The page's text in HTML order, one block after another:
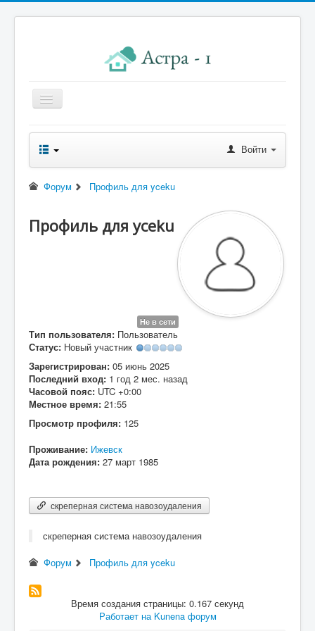
Главная
Новости правления
Начисления к оплате
Реквизиты
Войти
Форум Профиль для yceku
Профиль для yceku
Не в сети
Тип пользователя: Пользователь
Статус: Новый участник
Зарегистрирован: 05 июнь 2025
Последний вход: 1 год 2 мес. назад
Часовой пояс: UTC +0:00
Местное время: 21:55
Просмотр профиля: 125
Проживание: Ижевск
Дата рождения: 27 март 1985
скреперная система навозоудаления
скреперная система навозоудаления
Форум
Профиль для yceku
Время создания страницы: 0.167 секунд
Работает на Kunena форум